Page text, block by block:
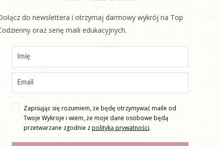
do newslettera i otrzymaj darmowy wykrój na Top
oraz serię maili edukacyjnych.
Zapisując się rozumiem, że będę otrzymywać maile od
Twoje Wykroje i wiem, że moje dane osobowe będą
przetwarzane zgodnie zpolityką prywatności.